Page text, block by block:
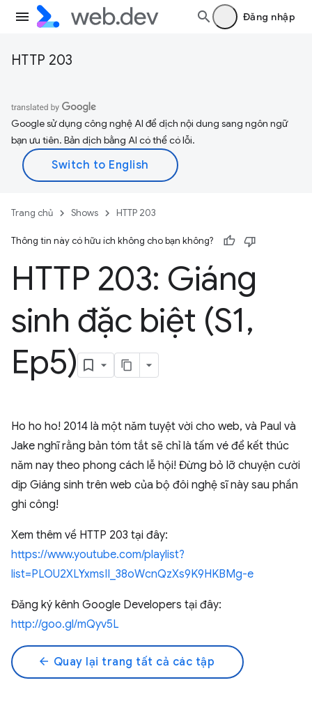
Đăng nhập
HTTP 203
Google sử dụng công nghệ AI để dịch nội dung sang ngôn ngữ
bạn ưu tiên. Bản dịch bằng AI có thể có lỗi.
Trang chủ Shows HTTP 203
Thông tin này có hữu ích không cho bạn không?
HTTP 203: Giáng
sinh đặc biệt (S1,
Ep5)
Ho ho ho! 2014 là một năm tuyệt vời cho web, và Paul và
Jake nghĩ rằng bản tóm tắt sẽ chỉ là tấm vé để kết thúc
năm nay theo phong cách lễ hội! Đừng bỏ lỡ chuyện cười
dịp Giáng sinh trên web của bộ đôi nghệ sĩ này sau phần
ghi công!
Xem thêm về HTTP 203 tại đây:
https://www.youtube.com/playlist?
list=PLOU2XLYxmsII_38oWcnQzXs9K9HKBMg-e
Đăng ký kênh Google Developers tại đây:
http://goo.gl/mQyv5L
arrow_back Quay lại trang tất cả các tập